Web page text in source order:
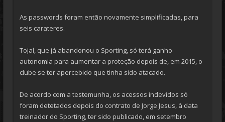
As passwords foram então novamente simplificadas, para
seis carateres.
Tojal, que já abandonou o Sporting, só terá ganho
autonomia para aumentar a proteção depois de, em 2015, o
clube se ter apercebido que tinha sido atacado.
De acordo com a testemunha, os acessos indevidos só
foram detetados depois do contrato de Jorge Jesus, à data
treinador do Sporting, ter sido publicado, em setembro